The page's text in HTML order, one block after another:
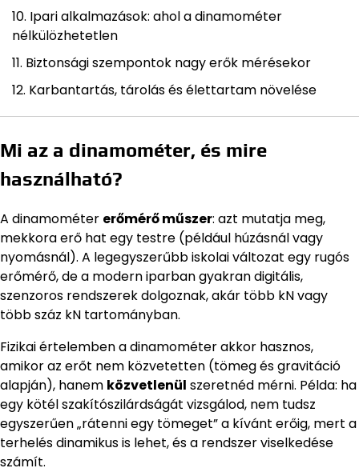
Ipari alkalmazások: ahol a dinamométer
nélkülözhetetlen
Biztonsági szempontok nagy erők mérésekor
Karbantartás, tárolás és élettartam növelése
Mi az a dinamométer, és mire
használható?
A dinamométer erőmérő műszer: azt mutatja meg,
mekkora erő hat egy testre (például húzásnál vagy
nyomásnál). A legegyszerűbb iskolai változat egy rugós
erőmérő, de a modern iparban gyakran digitális,
szenzoros rendszerek dolgoznak, akár több kN vagy
több száz kN tartományban.
Fizikai értelemben a dinamométer akkor hasznos,
amikor az erőt nem közvetetten (tömeg és gravitáció
alapján), hanem közvetlenül szeretnéd mérni. Példa: ha
egy kötél szakítószilárdságát vizsgálod, nem tudsz
egyszerűen „rátenni egy tömeget” a kívánt erőig, mert a
terhelés dinamikus is lehet, és a rendszer viselkedése
számít.